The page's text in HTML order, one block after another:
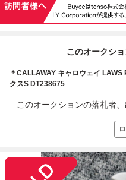
このオークシ
＊CALLAWAY キャロウェイ LAWS
クスS DT238675
このオークションの落札者